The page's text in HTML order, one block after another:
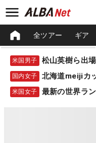
全ツアー ギア
米国男子 松山英樹ら出
国内女子 北海道meijiカ
米国女子 最新の世界ラ